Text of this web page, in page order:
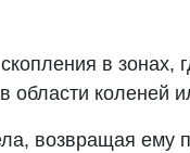
в
области коленей
возвращая ему